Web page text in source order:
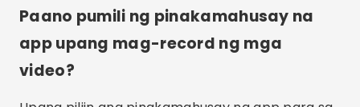
mga application na ito?
Oo, marami sa mga app na ito, tulad ng Filmic
Pro at ProCam 8, ay sumusuporta sa high-